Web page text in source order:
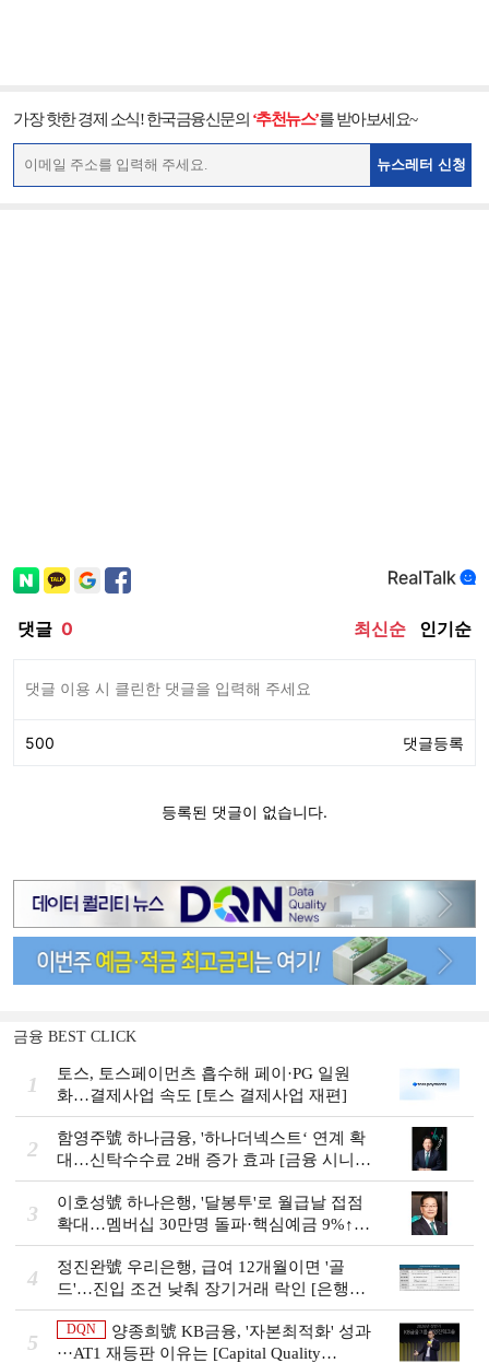
가장 핫한 경제 소식! 한국금융신문의 ‘추천뉴스’를 받아보세요~
뉴스레터 신청
금융 BEST CLICK
1
토스, 토스페이먼츠 흡수해 페이·PG 일원
화…결제사업 속도 [토스 결제사업 재편]
2
함영주號 하나금융, '하나더넥스트‘ 연계 확
대…신탁수수료 2배 증가 효과 [금융 시니어
비즈니스 돋보기]
3
이호성號 하나은행, '달봉투'로 월급날 접점
확대…멤버십 30만명 돌파·핵심예금 9%↑
[은행권 머니무브 대응 전략]
4
정진완號 우리은행, 급여 12개월이면 '골
드'…진입 조건 낮춰 장기거래 락인 [은행권
머니무브 대응 전략]
5
DQN
양종희號 KB금융, '자본최적화' 성과
···AT1 재등판 이유는 [Capital Quality